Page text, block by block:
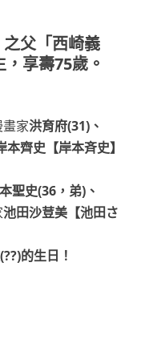
父「西崎義
享壽75歲。
家洪育府(31)、
本齊史【岸本斉史】
聖史(36，弟)、
池田沙荳美【池田さ
的生日！